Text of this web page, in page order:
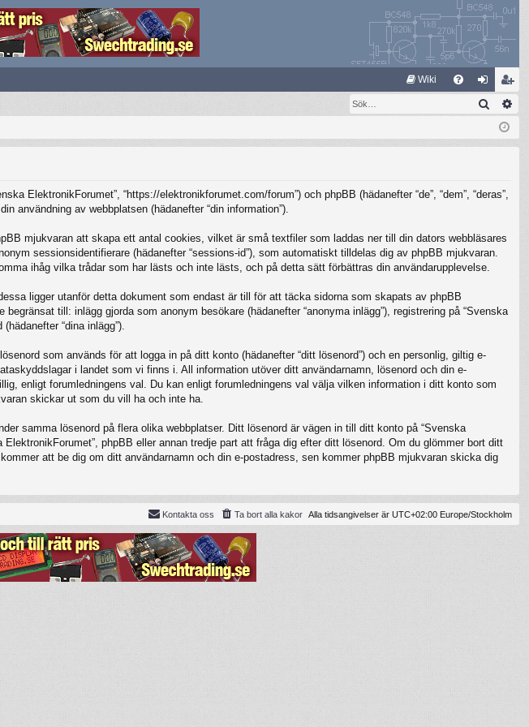
Wiki
og li
m
m
Sök
ElektronikForumet”, “https://elektronikforumet.com/forum”) och phpBB (hädanefter “de”, “dem”, “deras”,
användning av webbplatsen (hädanefter “din information”).
mjukvaran att skapa ett antal cookies, vilket är små textfiler som laddas ner till din dators webbläsares
sessionsidentifierare (hädanefter “sessions-id”), som automatiskt tilldelas dig av phpBB mjukvaran.
ihåg vilka trådar som har lästs och inte lästs, och på detta sätt förbättras din användarupplevelse.
ligger utanför detta dokument som endast är till för att täcka sidorna som skapats av phpBB
till: inlägg gjorda som anonym besökare (hädanefter “anonyma inlägg”), registrering på “Svenska
“dina inlägg”).
som används för att logga in på ditt konto (hädanefter “ditt lösenord”) och en personlig, giltig e-
i landet som vi finns i. All information utöver ditt användarnamn, lösenord och din e-
enligt forumledningens val. Du kan enligt forumledningens val välja vilken information i ditt konto som
skickar ut som du vill ha och inte ha.
samma lösenord på flera olika webbplatser. Ditt lösenord är vägen in till ditt konto på “Svenska
phpBB eller annan tredje part att fråga dig efter ditt lösenord. Om du glömmer bort ditt
att be dig om ditt användarnamn och din e-postadress, sen kommer phpBB mjukvaran skicka dig
Alla tidsangivelser är UTC+02:00 Europe/Stockholm
Ta bort alla kakor
Kontakta oss